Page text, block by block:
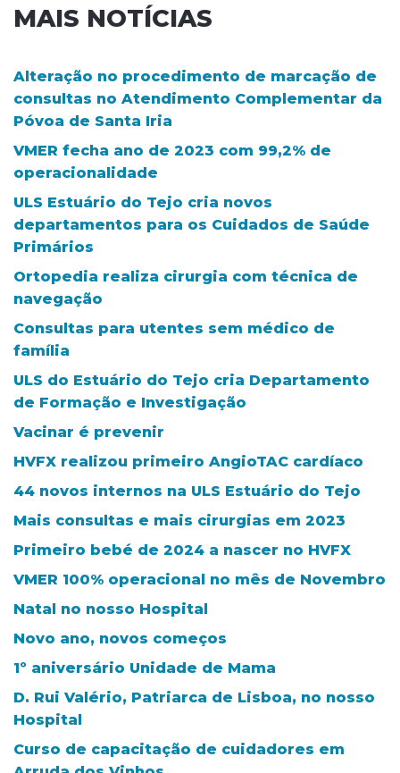
MAIS NOTÍCIAS
Alteração no procedimento de marcação de
consultas no Atendimento Complementar da
Póvoa de Santa Iria
VMER fecha ano de 2023 com 99,2% de
operacionalidade
ULS Estuário do Tejo cria novos
departamentos para os Cuidados de Saúde
Primários
Ortopedia realiza cirurgia com técnica de
navegação
Consultas para utentes sem médico de
família
ULS do Estuário do Tejo cria Departamento
de Formação e Investigação
Vacinar é prevenir
HVFX realizou primeiro AngioTAC cardíaco
44 novos internos na ULS Estuário do Tejo
Mais consultas e mais cirurgias em 2023
Primeiro bebé de 2024 a nascer no HVFX
VMER 100% operacional no mês de Novembro
Natal no nosso Hospital
Novo ano, novos começos
1º aniversário Unidade de Mama
D. Rui Valério, Patriarca de Lisboa, no nosso
Hospital
Curso de capacitação de cuidadores em